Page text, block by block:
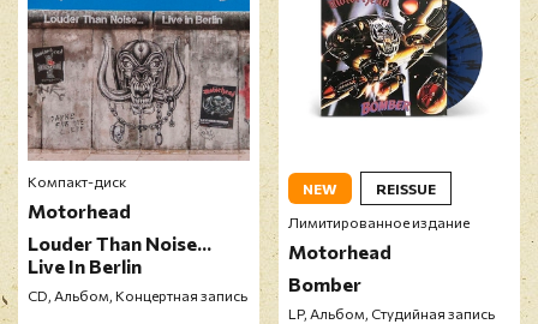
Компакт-диск
Motorhead
Louder Than Noise...
Live In Berlin
CD, Альбом, Концертная запись
NEW
REISSUE
Лимитированное издание
Motorhead
Bomber
LP, Альбом, Студийная запись